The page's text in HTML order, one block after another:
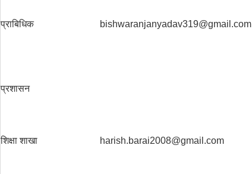
प्राबिधिक bishwaranjanyadav319@gmail.com
प्रशासन
शिक्षा शाखा harish.barai2008@gmail.com